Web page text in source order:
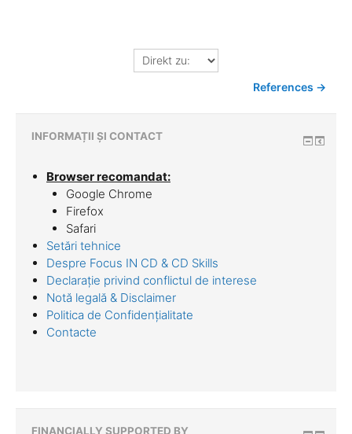
Direkt
zu:
References →
INFORMAȚII ȘI CONTACT
Browser recomandat:
Google Chrome
Firefox
Safari
Setări tehnice
Despre Focus IN CD & CD Skills
Declarație privind conflictul de interese
Notă legală & Disclaimer
Politica de Confidențialitate
Contacte
FINANCIALLY SUPPORTED BY